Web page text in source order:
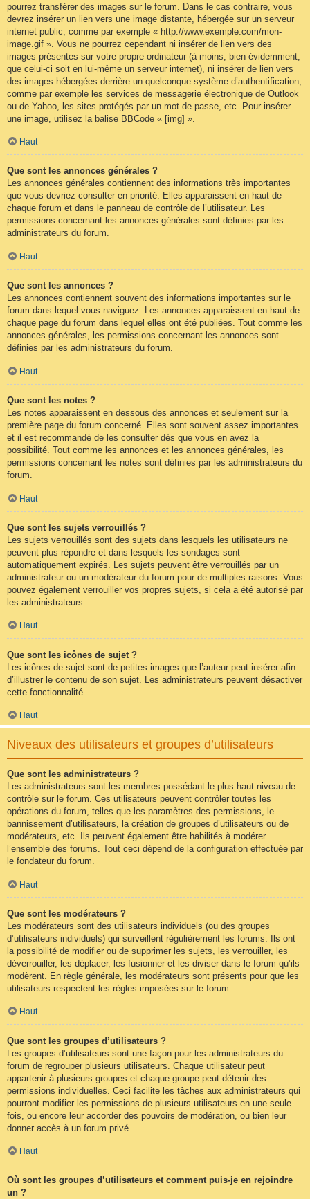
pourrez transférer des images sur le forum. Dans le cas contraire, vous
devrez insérer un lien vers une image distante, hébergée sur un serveur
internet public, comme par exemple « http://www.exemple.com/mon-
image.gif ». Vous ne pourrez cependant ni insérer de lien vers des
images présentes sur votre propre ordinateur (à moins, bien évidemment,
que celui-ci soit en lui-même un serveur internet), ni insérer de lien vers
des images hébergées derrière un quelconque système d’authentification,
comme par exemple les services de messagerie électronique de Outlook
ou de Yahoo, les sites protégés par un mot de passe, etc. Pour insérer
une image, utilisez la balise BBCode « [img] ».
Haut
Que sont les annonces générales ?
Les annonces générales contiennent des informations très importantes
que vous devriez consulter en priorité. Elles apparaissent en haut de
chaque forum et dans le panneau de contrôle de l’utilisateur. Les
permissions concernant les annonces générales sont définies par les
administrateurs du forum.
Haut
Que sont les annonces ?
Les annonces contiennent souvent des informations importantes sur le
forum dans lequel vous naviguez. Les annonces apparaissent en haut de
chaque page du forum dans lequel elles ont été publiées. Tout comme les
annonces générales, les permissions concernant les annonces sont
définies par les administrateurs du forum.
Haut
Que sont les notes ?
Les notes apparaissent en dessous des annonces et seulement sur la
première page du forum concerné. Elles sont souvent assez importantes
et il est recommandé de les consulter dès que vous en avez la
possibilité. Tout comme les annonces et les annonces générales, les
permissions concernant les notes sont définies par les administrateurs du
forum.
Haut
Que sont les sujets verrouillés ?
Les sujets verrouillés sont des sujets dans lesquels les utilisateurs ne
peuvent plus répondre et dans lesquels les sondages sont
automatiquement expirés. Les sujets peuvent être verrouillés par un
administrateur ou un modérateur du forum pour de multiples raisons. Vous
pouvez également verrouiller vos propres sujets, si cela a été autorisé par
les administrateurs.
Haut
Que sont les icônes de sujet ?
Les icônes de sujet sont de petites images que l’auteur peut insérer afin
d’illustrer le contenu de son sujet. Les administrateurs peuvent désactiver
cette fonctionnalité.
Haut
Niveaux des utilisateurs et groupes d’utilisateurs
Que sont les administrateurs ?
Les administrateurs sont les membres possédant le plus haut niveau de
contrôle sur le forum. Ces utilisateurs peuvent contrôler toutes les
opérations du forum, telles que les paramètres des permissions, le
bannissement d’utilisateurs, la création de groupes d’utilisateurs ou de
modérateurs, etc. Ils peuvent également être habilités à modérer
l’ensemble des forums. Tout ceci dépend de la configuration effectuée par
le fondateur du forum.
Haut
Que sont les modérateurs ?
Les modérateurs sont des utilisateurs individuels (ou des groupes
d’utilisateurs individuels) qui surveillent régulièrement les forums. Ils ont
la possibilité de modifier ou de supprimer les sujets, les verrouiller, les
déverrouiller, les déplacer, les fusionner et les diviser dans le forum qu’ils
modèrent. En règle générale, les modérateurs sont présents pour que les
utilisateurs respectent les règles imposées sur le forum.
Haut
Que sont les groupes d’utilisateurs ?
Les groupes d’utilisateurs sont une façon pour les administrateurs du
forum de regrouper plusieurs utilisateurs. Chaque utilisateur peut
appartenir à plusieurs groupes et chaque groupe peut détenir des
permissions individuelles. Ceci facilite les tâches aux administrateurs qui
pourront modifier les permissions de plusieurs utilisateurs en une seule
fois, ou encore leur accorder des pouvoirs de modération, ou bien leur
donner accès à un forum privé.
Haut
Où sont les groupes d’utilisateurs et comment puis-je en rejoindre
un ?